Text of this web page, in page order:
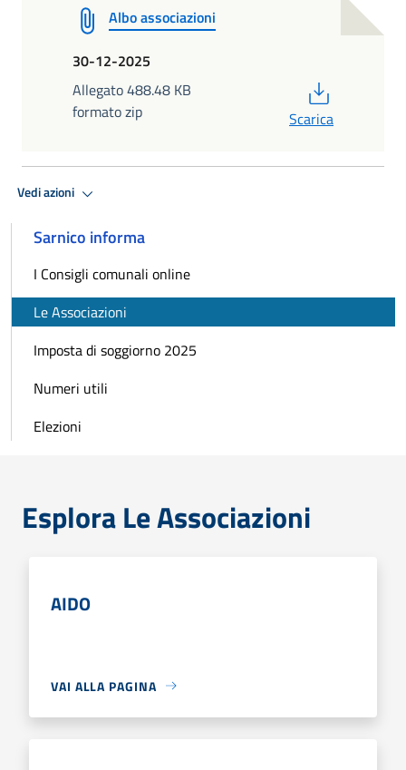
Albo associazioni
30-12-2025
Allegato 488.48 KB
formato zip
Scarica
Vedi azioni
Sarnico informa
I Consigli comunali online
Le Associazioni
Imposta di soggiorno 2025
Numeri utili
Elezioni
Esplora Le Associazioni
AIDO
VAI ALLA PAGINA